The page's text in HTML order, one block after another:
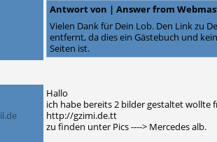
Antwort von | Answer from
Vielen Dank für Dein Lob. Den Link zu
entfernt, da dies ein Gästebuch und
Seiten ist.
Hallo
ich habe bereits 2 bilder gestaltet wollte
http://gzimi.de.tt
zu finden unter Pics ----> Mercedes alb.